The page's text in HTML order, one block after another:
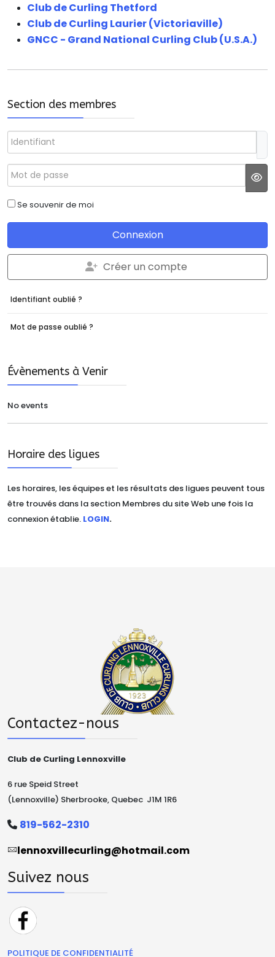
Club de Curling Thetford
Club de Curling Laurier (Victoriaville)
GNCC - Grand National Curling Club (U.S.A.)
Section des membres
Identifiant
Mot de passe
Se souvenir de moi
Connexion
Créer un compte
Identifiant oublié ?
Mot de passe oublié ?
Évènements à Venir
No events
Horaire des ligues
Les horaires, les équipes et les résultats des ligues peuvent tous
être trouvés dans la section Membres du site Web une fois la
connexion établie. LOGIN.
Contactez-nous
Club de Curling Lennoxville
6 rue Speid Street
(Lennoxville) Sherbrooke, Quebec J1M 1R6
819-562-2310
lennoxvillecurling@hotmail.com
Suivez nous
POLITIQUE DE CONFIDENTIALITÉ